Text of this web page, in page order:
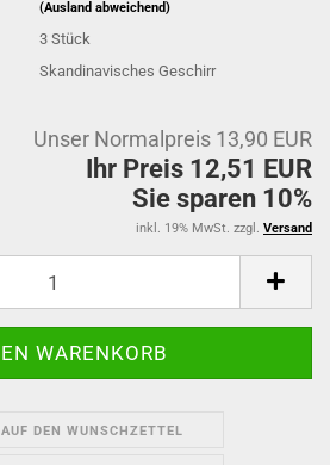
(Ausland abweichend)
3Stück
Skandinavisches Geschirr
Unser Normalpreis 13,90 EUR
Ihr Preis 12,51 EUR
Sie sparen 10%
inkl. 19% MwSt. zzgl. Versand
AUF DEN WUNSCHZETTEL